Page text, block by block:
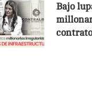
Bajo